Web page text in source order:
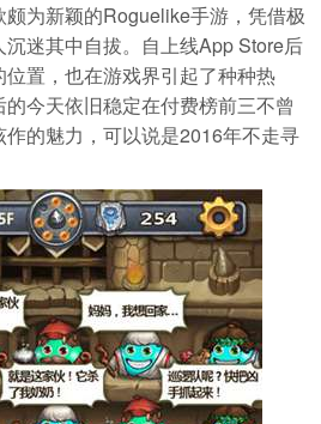
颇为新颖的Roguelike手游，凭借极
迷其中自拔。自上线App Store后
置，也在游戏界引起了种种热
今天依旧稳定在付费榜前三不曾
的魅力，可以说是2016年不走寻